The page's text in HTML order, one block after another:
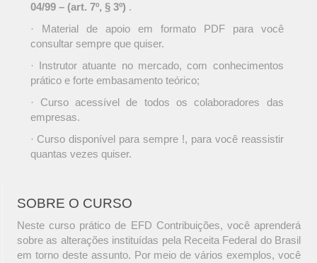
04/99 – (art. 7º, § 3º) .
· Material de apoio em formato PDF para você
consultar sempre que quiser.
· Instrutor atuante no mercado, com conhecimentos
prático e forte embasamento teórico;
· Curso acessível de todos os colaboradores das
empresas.
· Curso disponível para sempre !, para você reassistir
quantas vezes quiser.
SOBRE O CURSO
Neste curso prático de EFD Contribuições, você aprenderá
sobre as alterações instituídas pela Receita Federal do Brasil
em torno deste assunto. Por meio de vários exemplos, você